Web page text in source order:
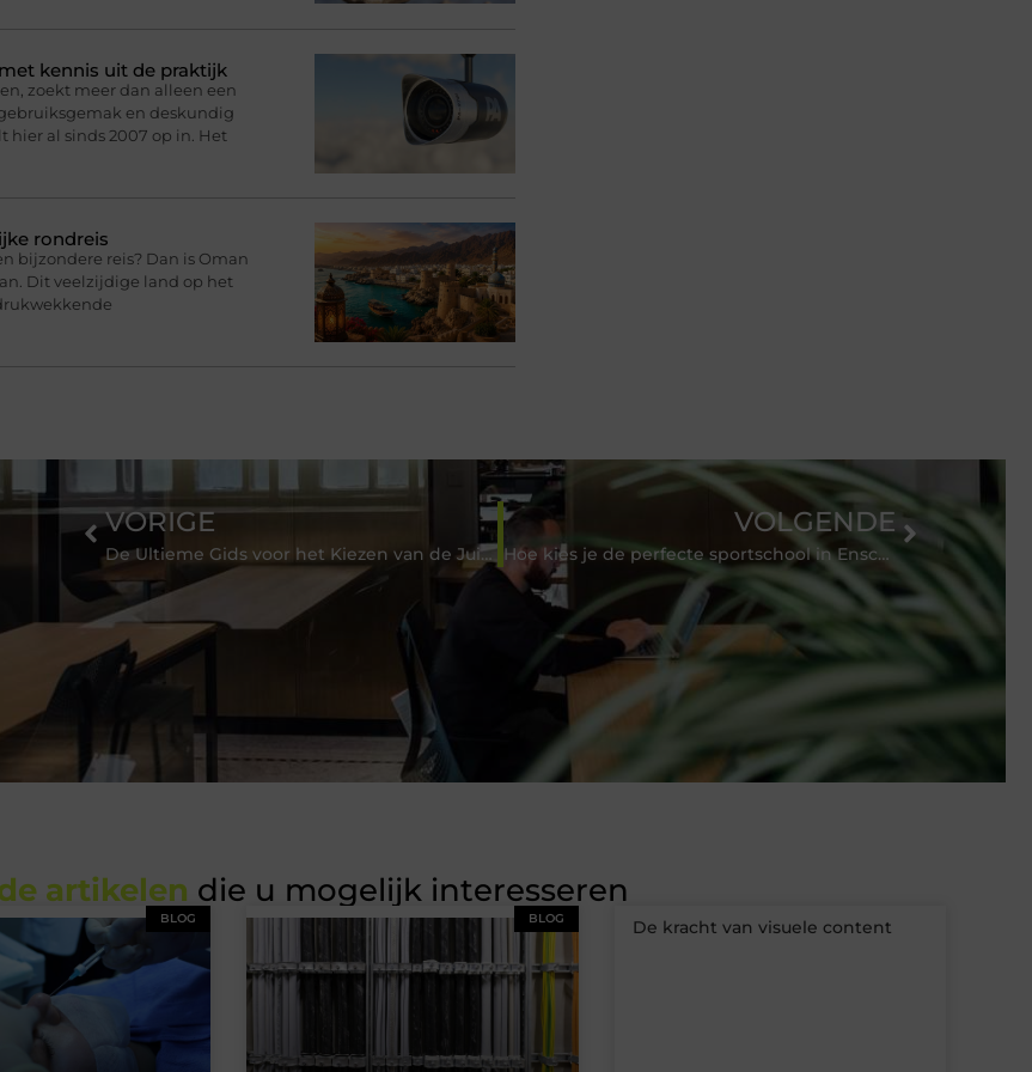
kennis uit de praktijk
zoekt meer dan alleen een
en deskundig
hier al sinds 2007 op in. Het
rondreis
bijzondere reis? Dan is Oman
Dit veelzijdige land op het
VORIGE
De Ultieme Gids voor het Kiezen van de Juiste Telefoonwinkel in Haarlem
VOLGENDE
Hoe kies je de perfecte sportschool in Enschede: Tips en veelgestelde vragen
artikelen die u mogelijk interesseren
BLOG BLOG De kracht van visuele content